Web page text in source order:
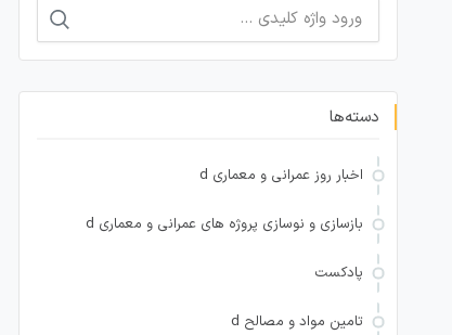
جستجو
برای:
دسته‌ها
اخبار روز عمرانی و معماری d
بازسازی و نوسازی پروژه های عمرانی و معماری d
پادکست
تامین مواد و مصالح d